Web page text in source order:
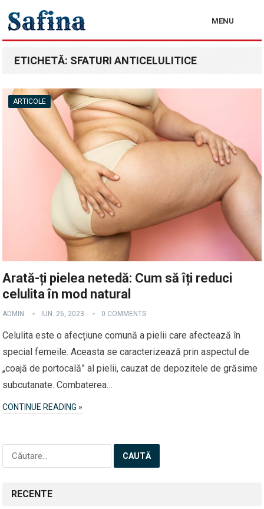
MENU
ETICHETĂ: SFATURI ANTICELULITICE
ARTICOLE
Arată-ți pielea netedă: Cum să îți reduci
celulita în mod natural
ADMIN IUN. 26, 2023 0 COMMENTS
Celulita este o afecțiune comună a pielii care afectează în
special femeile. Aceasta se caracterizează prin aspectul de
„coajă de portocală” al pielii, cauzat de depozitele de grăsime
subcutanate. Combaterea…
CONTINUE READING »
după:
RECENTE